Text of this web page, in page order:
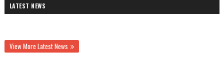
LATEST NEWS
View More Latest News